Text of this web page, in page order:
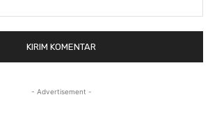
- Advertisement -